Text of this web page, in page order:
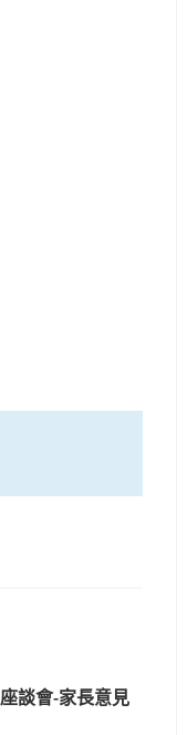
談會-家長意見